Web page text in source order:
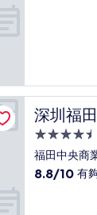
棒
了，
(1,002
則
評
論)
深圳福
深圳福田
4.5
星
級
福田中央商
8.8
8.8/10 有